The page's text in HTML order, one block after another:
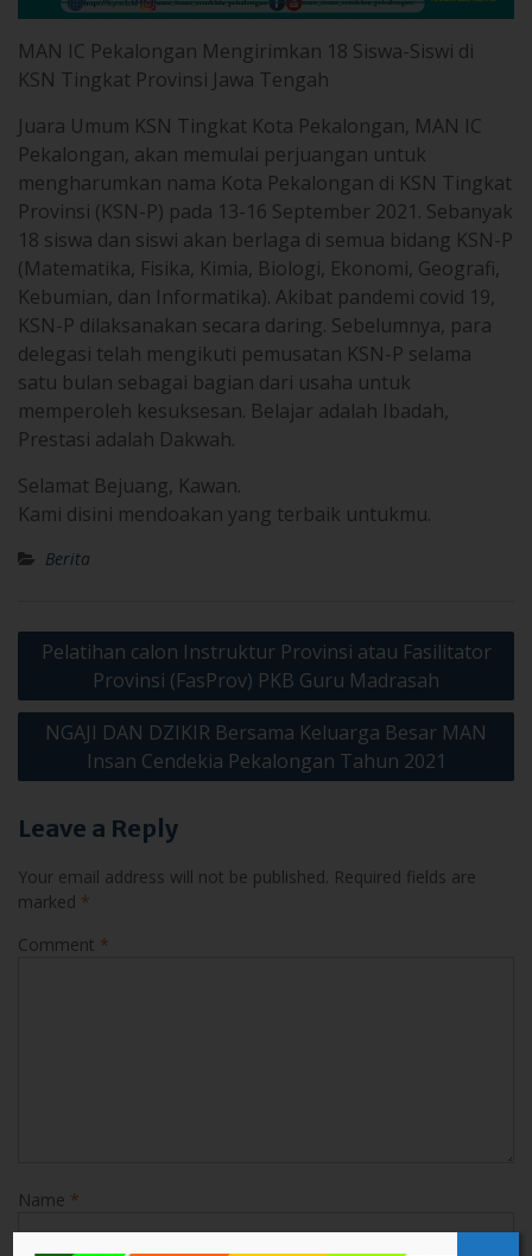
MAN IC Pekalongan Mengirimkan 18 Siswa-Siswi di
KSN Tingkat Provinsi Jawa Tengah
Juara Umum KSN Tingkat Kota Pekalongan, MAN IC
Pekalongan, akan memulai perjuangan untuk
mengharumkan nama Kota Pekalongan di KSN Tingkat
Provinsi (KSN-P) pada 13-16 September 2021. Sebanyak
18 siswa dan siswi akan berlaga di semua bidang KSN-P
(Matematika, Fisika, Kimia, Biologi, Ekonomi, Geografi,
Kebumian, dan Informatika). Akibat pandemi covid 19,
KSN-P dilaksanakan secara daring. Sebelumnya, para
delegasi telah mengikuti pemusatan KSN-P selama
satu bulan sebagai bagian dari usaha untuk
memperoleh kesuksesan. Belajar adalah Ibadah,
Prestasi adalah Dakwah.
Selamat Bejuang, Kawan.
Kami disini mendoakan yang terbaik untukmu.
Berita
Post
navigation
Pelatihan calon Instruktur Provinsi atau Fasilitator
Provinsi (FasProv) PKB Guru Madrasah
NGAJI DAN DZIKIR Bersama Keluarga Besar MAN
Insan Cendekia Pekalongan Tahun 2021
Leave a Reply
Your email address will not be published. Required fields are
marked *
Comment *
Name *